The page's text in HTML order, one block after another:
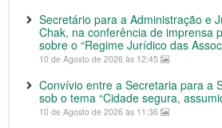
Secretário para a Administração e
Chak, na conferência de imprensa
sobre o “Regime Jurídico das
10 de Agosto de 2026 às 12:45
Convívio entre a Secretaria para a
sob o tema “Cidade segura,
10 de Agosto de 2026 às 11:36